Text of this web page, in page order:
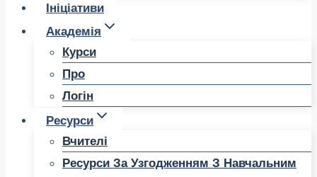
Ініціативи
Академія
Курси
Про
Логін
Ресурси
Вчителі
Ресурси За Узгодженням З Навчальним